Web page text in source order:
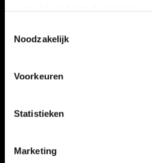
Noodzakelijk
Voorkeuren
Statistieken
Marketing
VERHALEN
KALENDER
THEMA’S
VIDEO’S